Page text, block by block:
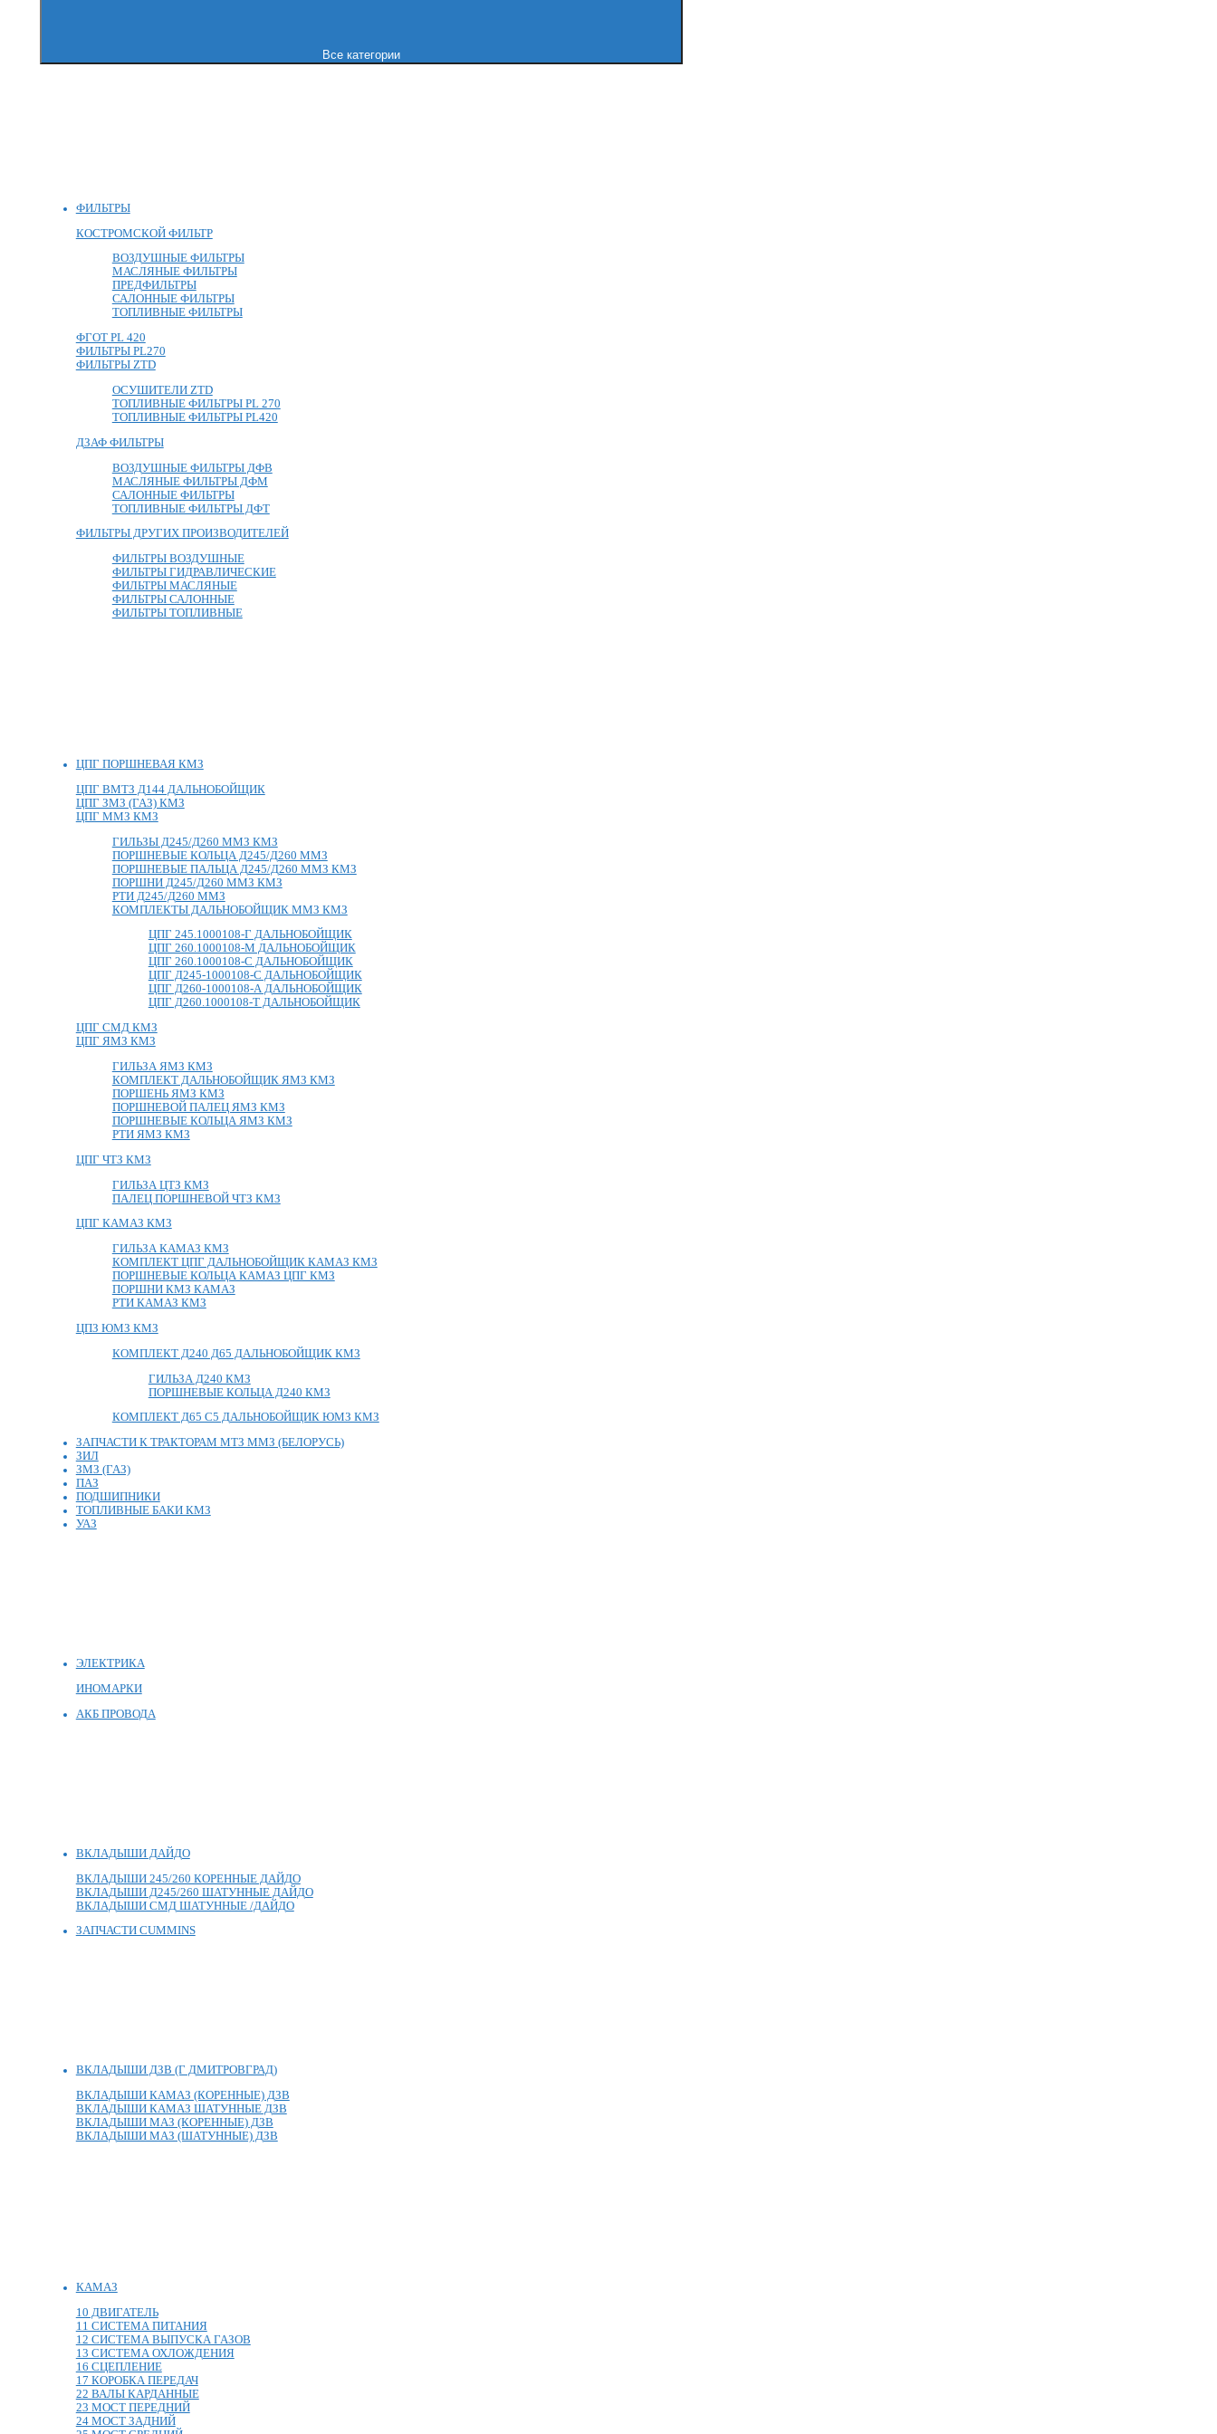
Все категории
ФИЛЬТРЫ
КОСТРОМСКОЙ ФИЛЬТР
ВОЗДУШНЫЕ ФИЛЬТРЫ
МАСЛЯНЫЕ ФИЛЬТРЫ
ПРЕДФИЛЬТРЫ
САЛОННЫЕ ФИЛЬТРЫ
ТОПЛИВНЫЕ ФИЛЬТРЫ
ФГОТ PL 420
ФИЛЬТРЫ PL270
ФИЛЬТРЫ ZTD
ОСУШИТЕЛИ ZTD
ТОПЛИВНЫЕ ФИЛЬТРЫ PL 270
ТОПЛИВНЫЕ ФИЛЬТРЫ PL420
ДЗАФ ФИЛЬТРЫ
ВОЗДУШНЫЕ ФИЛЬТРЫ ДФВ
МАСЛЯНЫЕ ФИЛЬТРЫ ДФМ
САЛОННЫЕ ФИЛЬТРЫ
ТОПЛИВНЫЕ ФИЛЬТРЫ ДФТ
ФИЛЬТРЫ ДРУГИХ ПРОИЗВОДИТЕЛЕЙ
ФИЛЬТРЫ ВОЗДУШНЫЕ
ФИЛЬТРЫ ГИДРАВЛИЧЕСКИЕ
ФИЛЬТРЫ МАСЛЯНЫЕ
ФИЛЬТРЫ САЛОННЫЕ
ФИЛЬТРЫ ТОПЛИВНЫЕ
ЦПГ ПОРШНЕВАЯ КМЗ
ЦПГ ВМТЗ Д144 ДАЛЬНОБОЙЩИК
ЦПГ ЗМЗ (ГАЗ) КМЗ
ЦПГ ММЗ КМЗ
ГИЛЬЗЫ Д245/Д260 ММЗ КМЗ
ПОРШНЕВЫЕ КОЛЬЦА Д245/Д260 ММЗ
ПОРШНЕВЫЕ ПАЛЬЦА Д245/Д260 ММЗ КМЗ
ПОРШНИ Д245/Д260 ММЗ КМЗ
РТИ Д245/Д260 ММЗ
КОМПЛЕКТЫ ДАЛЬНОБОЙЩИК ММЗ КМЗ
ЦПГ 245.1000108-Г ДАЛЬНОБОЙЩИК
ЦПГ 260.1000108-М ДАЛЬНОБОЙЩИК
ЦПГ 260.1000108-С ДАЛЬНОБОЙЩИК
ЦПГ Д245-1000108-С ДАЛЬНОБОЙЩИК
ЦПГ Д260-1000108-А ДАЛЬНОБОЙЩИК
ЦПГ Д260.1000108-Т ДАЛЬНОБОЙЩИК
ЦПГ СМД КМЗ
ЦПГ ЯМЗ КМЗ
ГИЛЬЗА ЯМЗ КМЗ
КОМПЛЕКТ ДАЛЬНОБОЙЩИК ЯМЗ КМЗ
ПОРШЕНЬ ЯМЗ КМЗ
ПОРШНЕВОЙ ПАЛЕЦ ЯМЗ КМЗ
ПОРШНЕВЫЕ КОЛЬЦА ЯМЗ КМЗ
РТИ ЯМЗ КМЗ
ЦПГ ЧТЗ КМЗ
ГИЛЬЗА ЦТЗ КМЗ
ПАЛЕЦ ПОРШНЕВОЙ ЧТЗ КМЗ
ЦПГ КАМАЗ КМЗ
ГИЛЬЗА КАМАЗ КМЗ
КОМПЛЕКТ ЦПГ ДАЛЬНОБОЙЩИК КАМАЗ КМЗ
ПОРШНЕВЫЕ КОЛЬЦА КАМАЗ ЦПГ КМЗ
ПОРШНИ КМЗ КАМАЗ
РТИ КАМАЗ КМЗ
ЦПЗ ЮМЗ КМЗ
КОМПЛЕКТ Д240 Д65 ДАЛЬНОБОЙЩИК КМЗ
ГИЛЬЗА Д240 КМЗ
ПОРШНЕВЫЕ КОЛЬЦА Д240 КМЗ
КОМПЛЕКТ Д65 С5 ДАЛЬНОБОЙЩИК ЮМЗ КМЗ
ЗАПЧАСТИ К ТРАКТОРАМ МТЗ ММЗ (БЕЛОРУСЬ)
ЗИЛ
ЗМЗ (ГАЗ)
ПАЗ
ПОДШИПНИКИ
ТОПЛИВНЫЕ БАКИ КМЗ
УАЗ
ЭЛЕКТРИКА
ИНОМАРКИ
АКБ ПРОВОДА
ВКЛАДЫШИ ДАЙДО
ВКЛАДЫШИ 245/260 КОРЕННЫЕ ДАЙДО
ВКЛАДЫШИ Д245/260 ШАТУННЫЕ ДАЙДО
ВКЛАДЫШИ СМД ШАТУННЫЕ /ДАЙДО
ЗАПЧАСТИ CUMMINS
ВКЛАДЫШИ ДЗВ (Г ДМИТРОВГРАД)
ВКЛАДЫШИ КАМАЗ (КОРЕННЫЕ) ДЗВ
ВКЛАДЫШИ КАМАЗ ШАТУННЫЕ ДЗВ
ВКЛАДЫШИ МАЗ (КОРЕННЫЕ) ДЗВ
ВКЛАДЫШИ МАЗ (ШАТУННЫЕ) ДЗВ
КАМАЗ
10 ДВИГАТЕЛЬ
11 СИСТЕМА ПИТАНИЯ
12 СИСТЕМА ВЫПУСКА ГАЗОВ
13 СИСТЕМА ОХЛОЖДЕНИЯ
16 СЦЕПЛЕНИЕ
17 КОРОБКА ПЕРЕДАЧ
22 ВАЛЫ КАРДАННЫЕ
23 МОСТ ПЕРЕДНИЙ
24 МОСТ ЗАДНИЙ